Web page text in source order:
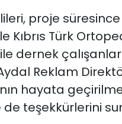
proje
Kıbrıs Türk
dernek
Reklam
hayata
teşekkürlerini